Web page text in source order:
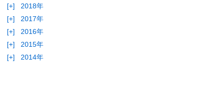
[+]
2018年
[+]
2017年
[+]
2016年
[+]
2015年
[+]
2014年